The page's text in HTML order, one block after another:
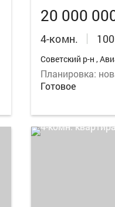
20 000
4-комн.
Советский р-н ,
Планировка:
Готовое